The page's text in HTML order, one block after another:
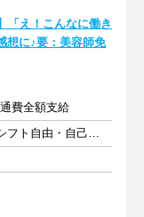
「え！こんなに働き
想に♪要：美容師免
費全額支給
週1日以上 1日3時間以上 シフト自由・自己申告